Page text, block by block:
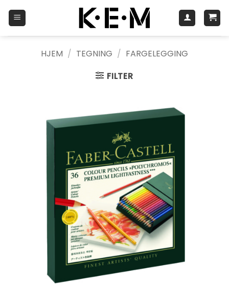
HJEM / TEGNING / FARGELEGGING
FILTER